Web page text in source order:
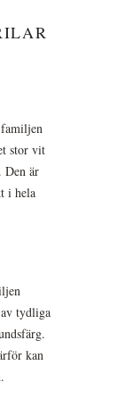
stor vit
Den är
i hela
tydliga
kan